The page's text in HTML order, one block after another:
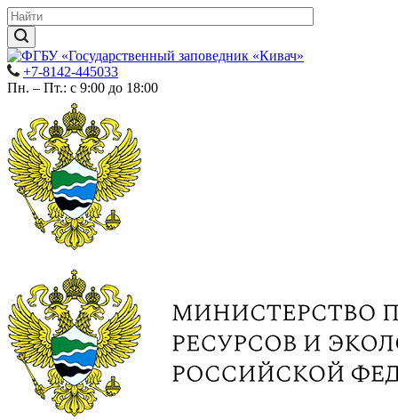
+7-8142-445033
Пн. – Пт.: с 9:00 до 18:00